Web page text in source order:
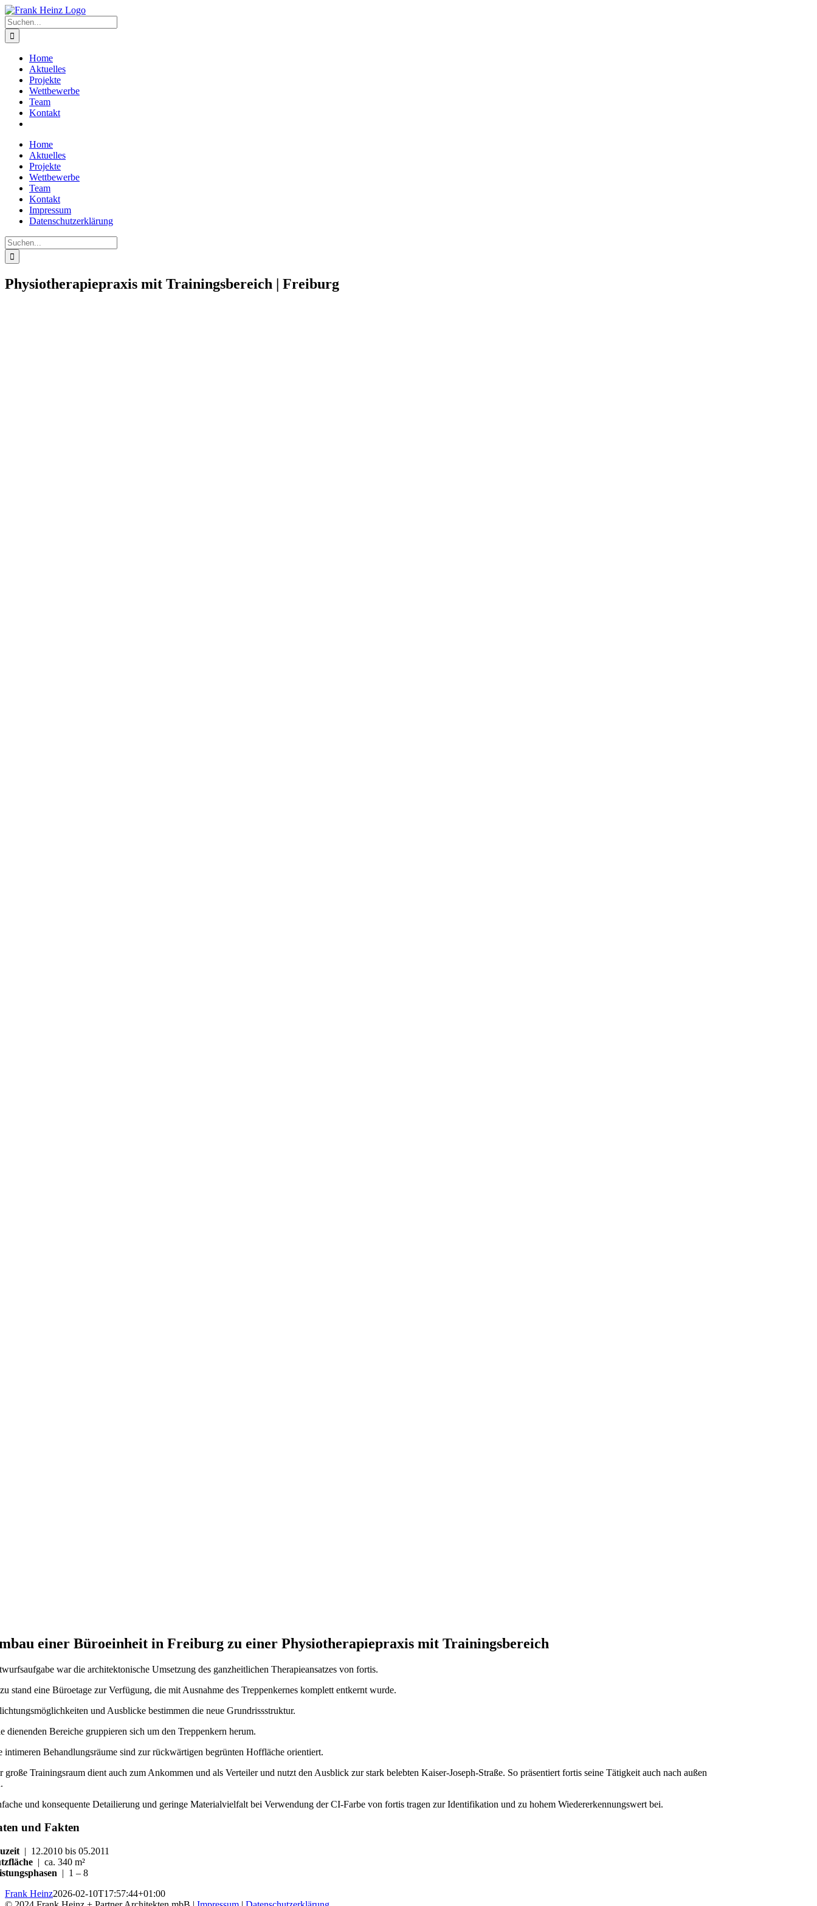
Zum
Inhalt
springen
Suche
nach:
Home
Aktuelles
Projekte
Wettbewerbe
Team
Kontakt
Home
Aktuelles
Projekte
Wettbewerbe
Team
Kontakt
Impressum
Datenschutzerklärung
Suche
nach:
Physiotherapiepraxis mit Trainingsbereich | Freiburg
einer Büroeinheit in Freiburg zu einer Physiotherapiepraxis mit Trainingsbereich
war die architektonische Umsetzung des ganzheitlichen Therapieansatzes von fortis.
stand eine Büroetage zur Verfügung, die mit Ausnahme des Treppenkernes komplett entkernt wurde.
und Ausblicke bestimmen die neue Grundrissstruktur.
dienenden Bereiche gruppieren sich um den Treppenkern herum.
intimeren Behandlungsräume sind zur rückwärtigen begrünten Hoffläche orientiert.
große Trainingsraum dient auch zum Ankommen und als Verteiler und nutzt den Ausblick zur stark belebten Kaiser-Joseph-Straße. So präsentiert fortis seine Tätigkeit auch nach außen
und konsequente Detailierung und geringe Materialvielfalt bei Verwendung der CI-Farbe von fortis tragen zur Identifikation und zu hohem Wiedererkennungswert bei.
und Fakten
| 12.2010 bis 05.2011
| ca. 340 m²
| 1 – 8
Frank Heinz2026-02-10T17:57:44+01:00